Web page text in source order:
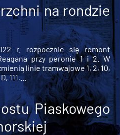
na rondzie
r. rozpocznie się remont
przy peronie 1 i 2. W
linie tramwajowe 1, 2, 10,
111,...
Piaskowego